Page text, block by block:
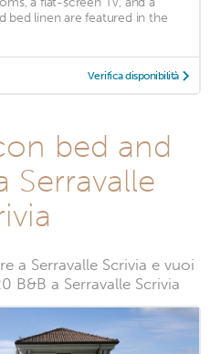
bed linen are featured in the
Verifica disponibilità
bed and
Serravalle
a Serravalle Scrivia e vuoi
B&B a Serravalle Scrivia